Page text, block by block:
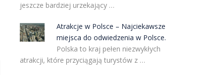
jeszcze bardziej urzekający …
Atrakcje w Polsce – Najciekawsze
miejsca do odwiedzenia w Polsce.
Polska to kraj pełen niezwykłych
atrakcji, które przyciągają turystów z …